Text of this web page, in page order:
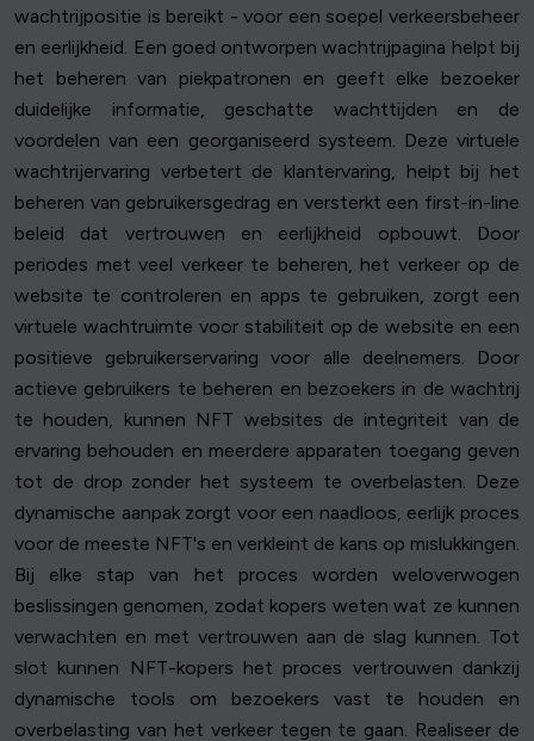
wachtrijpositie is bereikt - voor een soepel verkeersbeheer
en eerlijkheid. Een goed ontworpen wachtrijpagina helpt bij
het beheren van piekpatronen en geeft elke bezoeker
duidelijke informatie, geschatte wachttijden en de
voordelen van een georganiseerd systeem. Deze virtuele
wachtrijervaring verbetert de klantervaring, helpt bij het
beheren van gebruikersgedrag en versterkt een first-in-line
beleid dat vertrouwen en eerlijkheid opbouwt. Door
periodes met veel verkeer te beheren, het verkeer op de
website te controleren en apps te gebruiken, zorgt een
virtuele wachtruimte voor stabiliteit op de website en een
positieve gebruikerservaring voor alle deelnemers. Door
actieve gebruikers te beheren en bezoekers in de wachtrij
te houden, kunnen NFT websites de integriteit van de
ervaring behouden en meerdere apparaten toegang geven
tot de drop zonder het systeem te overbelasten. Deze
dynamische aanpak zorgt voor een naadloos, eerlijk proces
voor de meeste NFT's en verkleint de kans op mislukkingen.
Bij elke stap van het proces worden weloverwogen
beslissingen genomen, zodat kopers weten wat ze kunnen
verwachten en met vertrouwen aan de slag kunnen. Tot
slot kunnen NFT-kopers het proces vertrouwen dankzij
dynamische tools om bezoekers vast te houden en
overbelasting van het verkeer tegen te gaan. Realiseer de